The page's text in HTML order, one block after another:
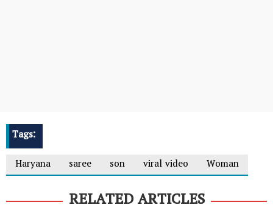
Tags:
Haryana
saree son viral video Woman
RELATED ARTICLES